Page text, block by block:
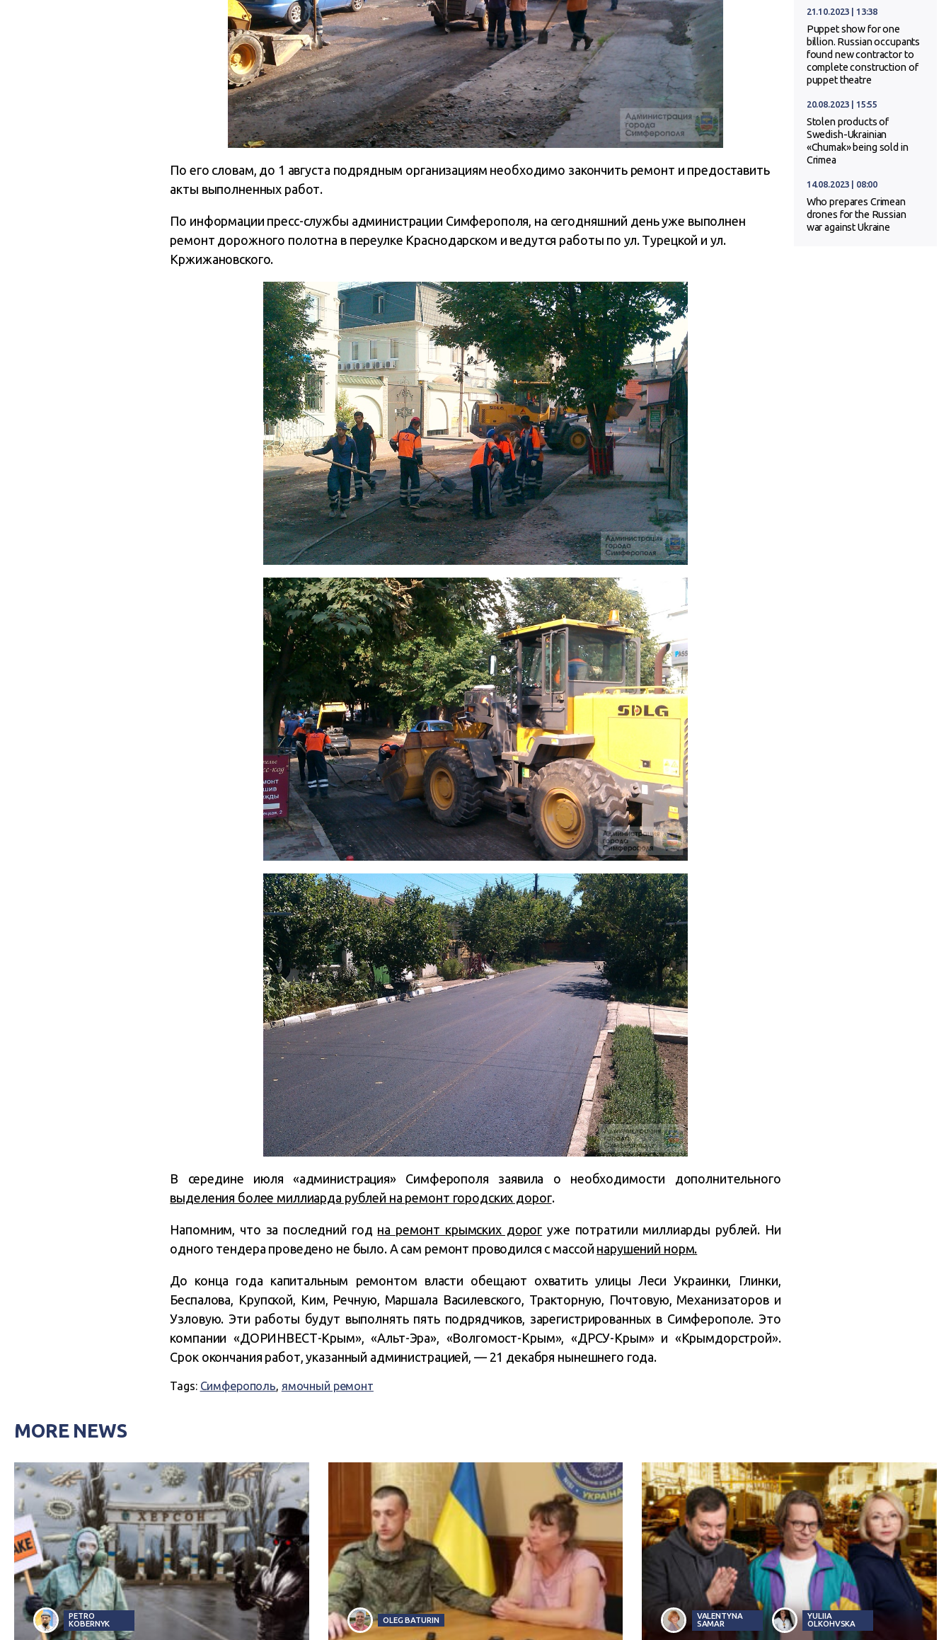
По его словам, до 1 августа подрядным организациям необходимо закончить ремонт и предоставить
акты выполненных работ.
По информации пресс-службы администрации Симферополя, на сегодняшний день уже выполнен
ремонт дорожного полотна в переулке Краснодарском и ведутся работы по ул. Турецкой и ул.
Кржижановского.
В середине июля «администрация» Симферополя заявила о необходимости дополнительного
выделения более миллиарда рублей на ремонт городских дорог.
Напомним, что за последний год на ремонт крымских дорог уже потратили миллиарды рублей. Ни
одного тендера проведено не было. А сам ремонт проводился с массой нарушений норм.
До конца года капитальным ремонтом власти обещают охватить улицы Леси Украинки, Глинки,
Беспалова, Крупской, Ким, Речную, Маршала Василевского, Тракторную, Почтовую, Механизаторов и
Узловую. Эти работы будут выполнять пять подрядчиков, зарегистрированных в Симферополе. Это
компании «ДОРИНВЕСТ-Крым», «Альт-Эра», «Волгомост-Крым», «ДРСУ-Крым» и «Крымдорстрой».
Срок окончания работ, указанный администрацией, — 21 декабря нынешнего года.
Tags: Симферополь, ямочный ремонт
21.10.2023 | 13:38
Puppet show for one
billion. Russian occupants
found new contractor to
complete construction of
puppet theatre
20.08.2023 | 15:55
Stolen products of
Swedish-Ukrainian
«Chumak» being sold in
Crimea
14.08.2023 | 08:00
Who prepares Crimean
drones for the Russian
war against Ukraine
MORE NEWS
PETRO
KOBERNYK
OLEG BATURIN
VALENTYNA
SAMAR
YULIIA
OLKOHVSKA